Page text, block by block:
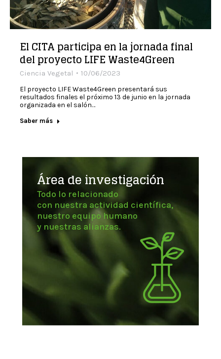
El CITA participa en la jornada final
del proyecto LIFE Waste4Green
Ciencia Vegetal 10/06/2023
El proyecto LIFE Waste4Green presentará sus
resultados finales el próximo 13 de junio en la jornada
organizada en el salón…
Saber más
Área de investigación
Todo lo relacionado
con nuestra actividad científica,
nuestro equipo humano
y nuestras alianzas.